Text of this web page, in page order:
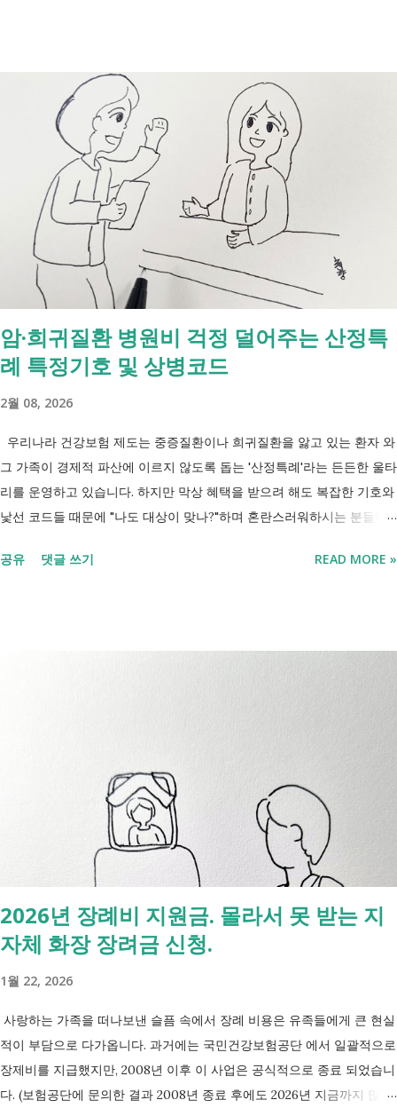
일 발표된 보건복지부 업무계획에 담긴 내용은 무엇인가요? 2027년 보건
복지부의 업무계획에 담긴 장애인관련은 어떤 내용이 있는지 살펴보겠습
니다. 정부 업무계획 내용 추진 시기 3급 단일장애까지 장애인연금 지급
2027년 중증장애인 생계급여 부양의무자 기준 폐지 2027년 하반기 활동
지원서비스 65세 이후 선택권 보장 2027년 7월 최중증 발달장애인 24시
간 긴급돌봄 확대 확대 추진 장애인 공공일자리 지속 확대 계속 추진 ※
업무계획에 담긴 내용으로, 법 개정과 예산 반영 등을 거쳐 시행될 예정
입니다. 부모와 함께 살아도 장애인연금을 받을 수 있을까요? 이번 보건
복지부 업무계획이 발표된 뒤 많은 분들이 질문하셨습니다. "부모와 같이
살면 장애인연금을 받을 수 없나요?" "혼자 살아야만 받을 수 있는 건가
요?" 결론부터 말씀드리면 부모와 함께 거주한다는 이유만으로 장애인연
금을 받을 수 없는 것은 아닙니다. 많은 분들이 이번 업무계획에 포함된
로 생각하기 쉽지만, 두 제도는 지급 기준이 서로 다릅니다. 구분 장애인
연금 생계급여 목적 장애로 인한 ...
암·희귀질환 병원비 걱정 덜어주는 산정특
례 특정기호 및 상병코드
2월 08, 2026
우리나라 건강보험 제도는 중증질환이나 희귀질환을 앓고 있는 환자 와
그 가족이 경제적 파산에 이르지 않도록 돕는 '산정특례'라는 든든한 울타
리를 운영하고 있습니다. 하지만 막상 혜택을 받으려 해도 복잡한 기호와
낯선 코드들 때문에 "나도 대상이 맞나?"하며 혼란스러워하시는 분들이
닙니다. 여러분의 병원비를 90%에서 최대 95%까지 국가가 대신 부담해
장기이식 및 혈액투석 등 특례 대상 - 치매·극희귀질환·상세불명 희귀질
환 신규 적용 코드 - 임신·난임·아동 진료 등 F코드 대상 병원에서 진료를
받은 뒤 진료비 계산서나 건강보험 산정내역에 표시된 V코드를 확인하면
현재 어떤 산정특례가 적용되고 있는지 쉽게 확인할 수 있습니다. 아래
표에서 본인의 질환명이나 특정기호를 찾아보시기 바랍니다. 암·희귀질
환 산정특례 특정기호 및 상병코드 Ⅰ. 「본인일부부담금 산정특례에 관
한 기준」 제1조 관련 특정기호 코드 구분 대상 특정기호 1 미등록암환자
가 해당상병(C00～C97, D00～D09, D32～D33, D37～D48)으로 진료를
련 특정기호 코드 구분 대상 특...
공유 댓글 쓰기 READ MORE »
2026년 장례비 지원금. 몰라서 못 받는 지
자체 화장 장려금 신청.
1월 22, 2026
사랑하는 가족을 떠나보낸 슬픔 속에서 장례 비용은 유족들에게 큰 현실
적이 부담으로 다가옵니다. 과거에는 국민건강보험공단 에서 일괄적으로
장제비를 지급했지만, 2008년 이후 이 사업은 공식적으로 종료 되었습니
다. (보험공단에 문의한 결과 2008년 종료 후에도 2026년 지금까지 많은